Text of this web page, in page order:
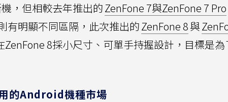
，但相較去年推出的ZenFone 7與ZenFone 7 Pro
有明顯不同區隔，此次推出的ZenFone 8與
8採小尺寸、可單手持握設計，目標是
的Android機種市場